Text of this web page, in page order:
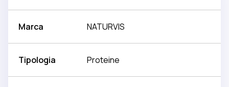
Marca NATURVIS
Tipologia Proteine